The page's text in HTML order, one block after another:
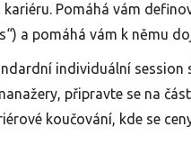
Pomáhá vám
a pomáhá vám k němu
individuální session
připravte se na
koučování, kde se